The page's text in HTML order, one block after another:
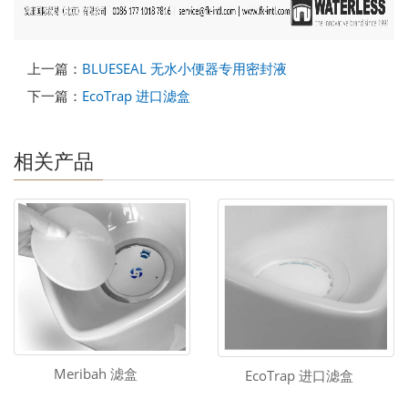
上一篇： BLUESEAL 无水小便器专用密封液
下一篇： EcoTrap 进口滤盒
相关产品
Meribah 滤盒 EcoTrap 进口滤盒